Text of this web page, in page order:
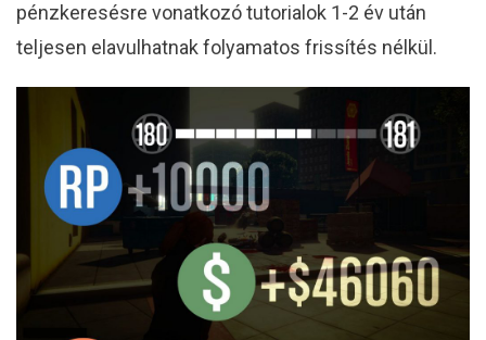
pénzkeresésre vonatkozó tutorialok 1-2 év után
teljesen elavulhatnak folyamatos frissítés nélkül.